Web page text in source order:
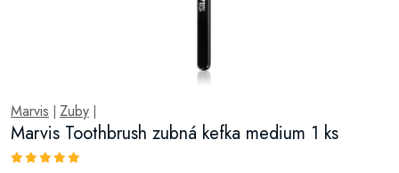
Marvis Zuby
Marvis Toothbrush zubná kefka medium 1 ks